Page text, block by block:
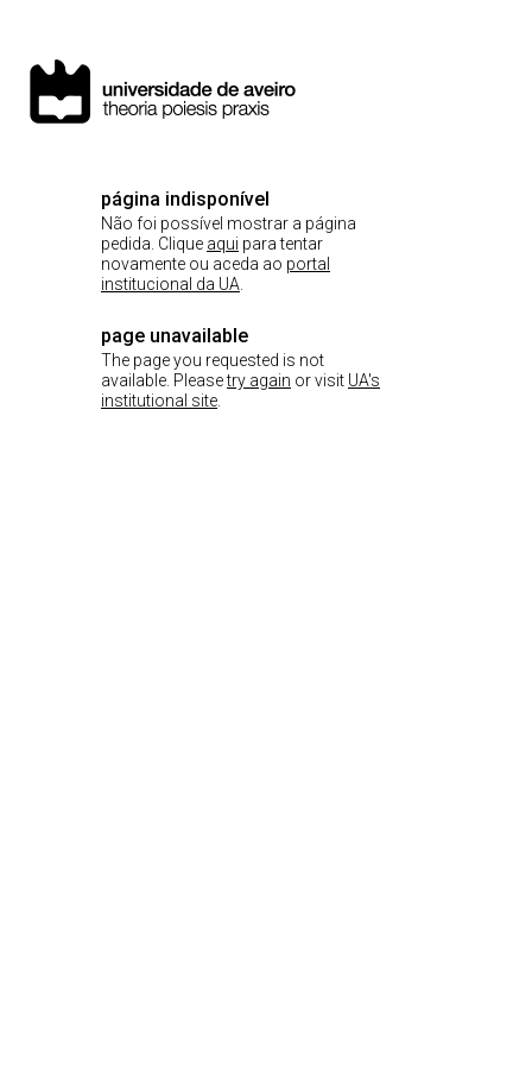
página indisponível
Não foi possível mostrar a página
pedida. Clique aqui para tentar
novamente ou aceda ao portal
institucional da UA
page unavailable
The page you requested is not
available. Pleasetry again or visit UA's
institutional site